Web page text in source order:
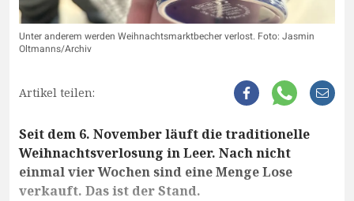
Unter anderem werden Weihnachtsmarktbecher verlost. Foto: Jasmin
Oltmanns/Archiv
Artikel teilen:
Seit dem 6. November läuft die traditionelle
Weihnachtsverlosung in Leer. Nach nicht
einmal vier Wochen sind eine Menge Lose
verkauft. Das ist der Stand.